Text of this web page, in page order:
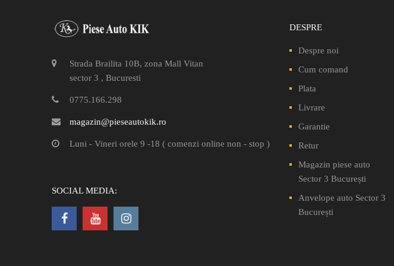
Strada Brailita 10B, zona Mall Vitan
sector 3 , Bucuresti
0775.166.298
magazin@pieseautokik.ro
Luni - Vineri orele 9 -18 ( comenzi online non - stop )
SOCIAL MEDIA:
DESPRE
Despre noi
Cum comand
Plata
Livrare
Garantie
Retur
Magazin piese auto
Sector 3 București
Anvelope auto Sector 3
București